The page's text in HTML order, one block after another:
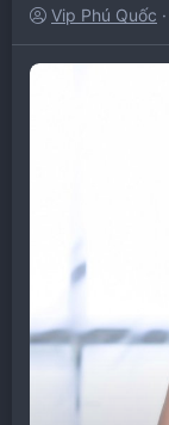
Vip Phú Quốc